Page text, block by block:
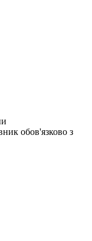
обов'язково з